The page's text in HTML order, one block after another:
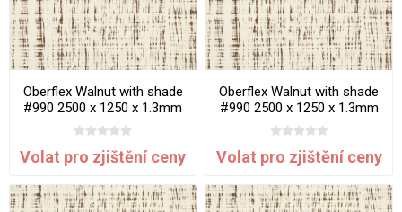
Oberflex Walnut with shade
#990 2500 x 1250 x 1.3mm
Pearlescent Sawn Effect
Volat pro zjištění ceny
Oberflex Walnut with shade
#990 2500 x 1250 x 1.3mm
Satin Sawn Effect
Volat pro zjištění ceny